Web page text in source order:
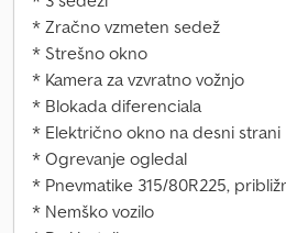
* Zračno vzmeten sedež
* Strešno okno
* Kamera za vzvratno vožnjo
* Blokada diferenciala
* Električno okno na desni strani
* Ogrevanje ogledal
* Pnevmatike 315/80R225,
* Nemško vozilo